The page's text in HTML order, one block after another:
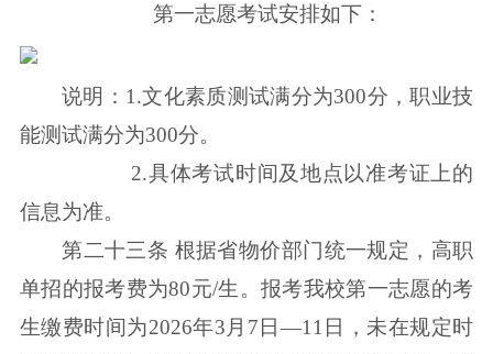
第一志愿考试安排如下：
说明：1.文化素质测试满分为300分，职业技
能测试满分为300分。
2.具体考试时间及地点以准考证上的
信息为准。
第二十三条 根据省物价部门统一规定，高职
单招的报考费为80元/生。报考我校第一志愿的考
生缴费时间为2026年3月7日—11日，未在规定时